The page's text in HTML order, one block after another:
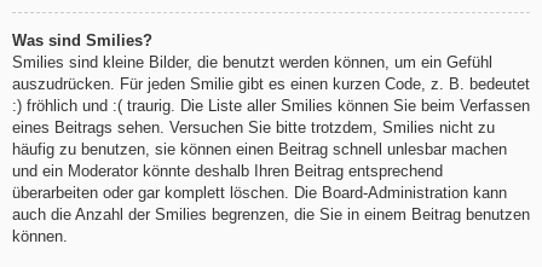
Was sind Smilies?
Smilies sind kleine Bilder, die benutzt werden können, um ein Gefühl
auszudrücken. Für jeden Smilie gibt es einen kurzen Code, z. B. bedeutet
:) fröhlich und :( traurig. Die Liste aller Smilies können Sie beim Verfassen
eines Beitrags sehen. Versuchen Sie bitte trotzdem, Smilies nicht zu
häufig zu benutzen, sie können einen Beitrag schnell unlesbar machen
und ein Moderator könnte deshalb Ihren Beitrag entsprechend
überarbeiten oder gar komplett löschen. Die Board-Administration kann
auch die Anzahl der Smilies begrenzen, die Sie in einem Beitrag benutzen
können.